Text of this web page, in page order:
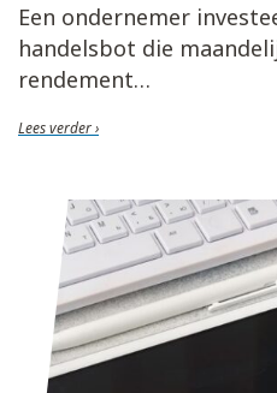
Een ondernemer
handelsbot die
rendement
Lees verder ›